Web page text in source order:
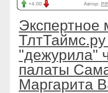
+4.00 Автор:
Экспертное
"дежурила"
палаты
Маргарита